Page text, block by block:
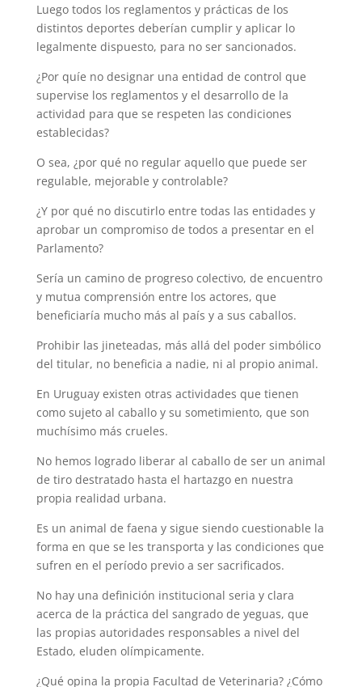
Luego todos los reglamentos y prácticas de los
distintos deportes deberían cumplir y aplicar lo
legalmente dispuesto, para no ser sancionados.
¿Por quíe no designar una entidad de control que
supervise los reglamentos y el desarrollo de la
actividad para que se respeten las condiciones
establecidas?
O sea, ¿por qué no regular aquello que puede ser
regulable, mejorable y controlable?
¿Y por qué no discutirlo entre todas las entidades y
aprobar un compromiso de todos a presentar en el
Parlamento?
Sería un camino de progreso colectivo, de encuentro
y mutua comprensión entre los actores, que
beneficiaría mucho más al país y a sus caballos.
Prohibir las jineteadas, más allá del poder simbólico
del titular, no beneficia a nadie, ni al propio animal.
En Uruguay existen otras actividades que tienen
como sujeto al caballo y su sometimiento, que son
muchísimo más crueles.
No hemos logrado liberar al caballo de ser un animal
de tiro destratado hasta el hartazgo en nuestra
propia realidad urbana.
Es un animal de faena y sigue siendo cuestionable la
forma en que se les transporta y las condiciones que
sufren en el período previo a ser sacrificados.
No hay una definición institucional seria y clara
acerca de la práctica del sangrado de yeguas, que
las propias autoridades responsables a nivel del
Estado, eluden olímpicamente.
¿Qué opina la propia Facultad de Veterinaria? ¿Cómo